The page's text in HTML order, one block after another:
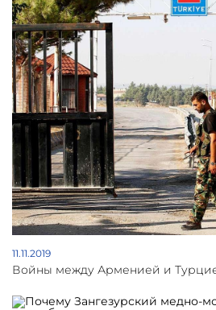
11.11.2019
Войны между Арменией и